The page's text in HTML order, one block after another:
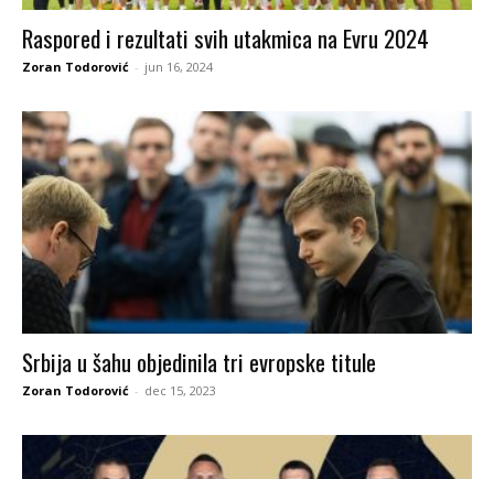
Raspored i rezultati svih utakmica na Evru 2024
Zoran Todorović - jun 16, 2024
Srbija u šahu objedinila tri evropske titule
Zoran Todorović - dec 15, 2023